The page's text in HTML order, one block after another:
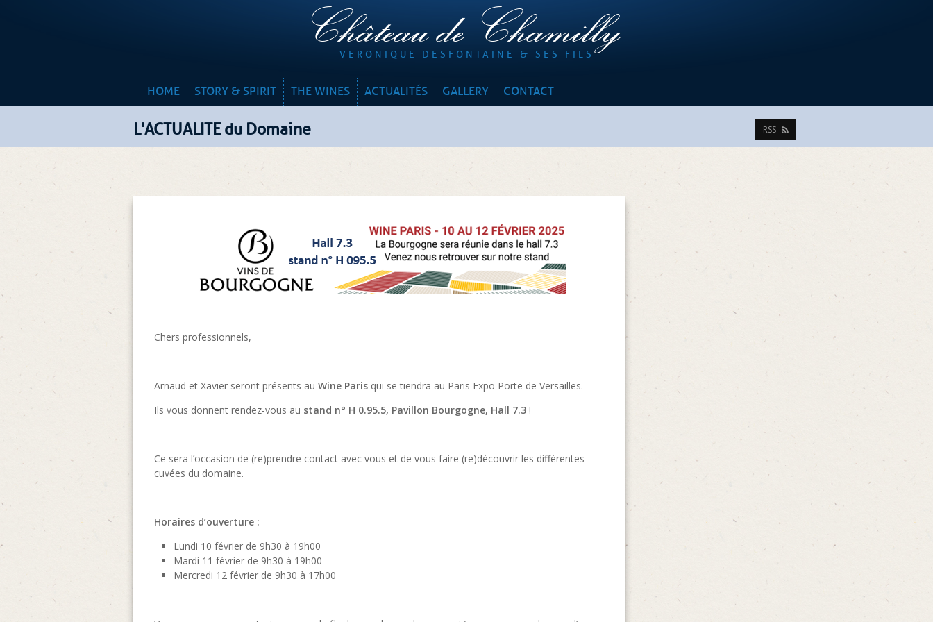
Château de Chamilly
VERONIQUE DESFONTAINE & SES FILS
HOME STORY & SPIRIT THE WINES ACTUALITÉS GALLERY CONTACT
L'ACTUALITE du Domaine RSS
Chers professionnels,
Arnaud et Xavier seront présents au Wine Paris qui se tiendra au Paris Expo Porte de Versailles.
Ils vous donnent rendez-vous au stand n° H 0.95.5, Pavillon Bourgogne, Hall 7.3 !
Ce sera l’occasion de (re)prendre contact avec vous et de vous faire (re)découvrir les différentes
cuvées du domaine.
Horaires d’ouverture :
Lundi 10 février de 9h30 à 19h00
Mardi 11 février de 9h30 à 19h00
Mercredi 12 février de 9h30 à 17h00